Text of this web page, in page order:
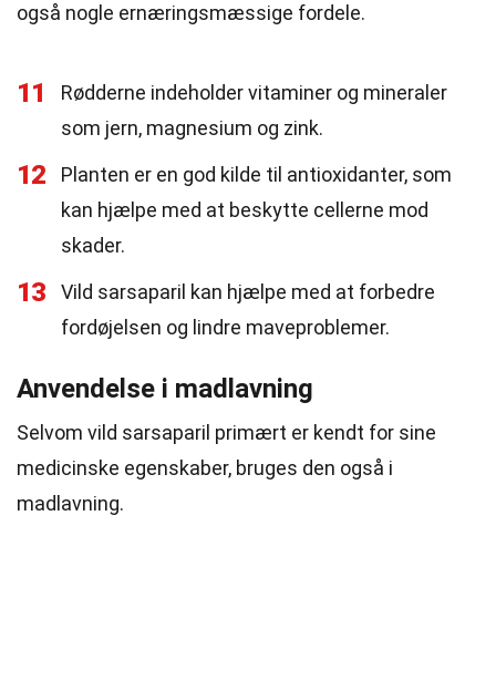
også nogle ernæringsmæssige fordele.
11
Rødderne indeholder vitaminer og mineraler
som jern, magnesium og zink.
12
Planten er en god kilde til antioxidanter, som
kan hjælpe med at beskytte cellerne mod
skader.
13
Vild sarsaparil kan hjælpe med at forbedre
fordøjelsen og lindre maveproblemer.
Anvendelse i madlavning
Selvom vild sarsaparil primært er kendt for sine
medicinske egenskaber, bruges den også i
madlavning.